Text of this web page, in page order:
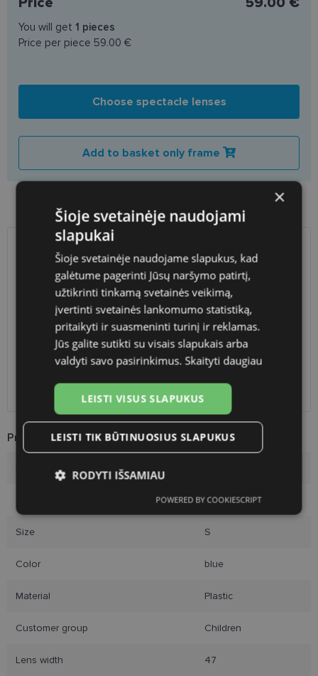
Product Information
47-16
Size S
Color blue
Material Plastic
Customer group Children
Lens width 47
You will get 1 pieces
Price per piece 59.00 €
Choose spectacle lenses
Add to basket only frame
SHIPPING LITHUANIA
Planned delivery date
Wednesday Aug. 26, 2026
Shop LT
Venipak paštomatai
LP Express paštomatai
DPD paštomatai
Courier
×
Šioje svetainėje naudojami
slapukai
Šioje svetainėje naudojame slapukus, kad
galėtume pagerinti Jūsų naršymo patirtį,
užtikrinti tinkamą svetainės veikimą,
įvertinti svetainės lankomumo statistiką,
pritaikyti ir suasmeninti turinį ir reklamas.
Jūs galite sutikti su visais slapukais arba
valdyti savo pasirinkimus. Skaityti daugiau
LEISTI VISUS SLAPUKUS
LEISTI TIK BŪTINUOSIUS SLAPUKUS
RODYTI IŠSAMIAU
slapukai
Statistikos
slapukai
Rinkodaros
slapukai
POWERED BY COOKIESCRIPT